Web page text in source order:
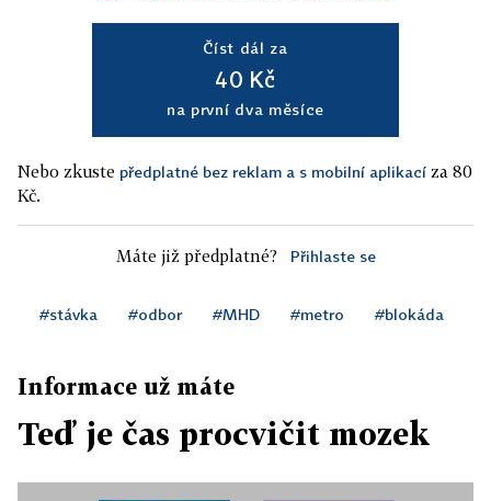
Číst dál za
40 Kč
na první dva měsíce
Nebo zkuste předplatné bez reklam a s mobilní aplikací za 80
Kč.
Máte již předplatné? Přihlaste se
#stávka #odbor #MHD #metro #blokáda
Informace už máte
Teď je čas procvičit mozek